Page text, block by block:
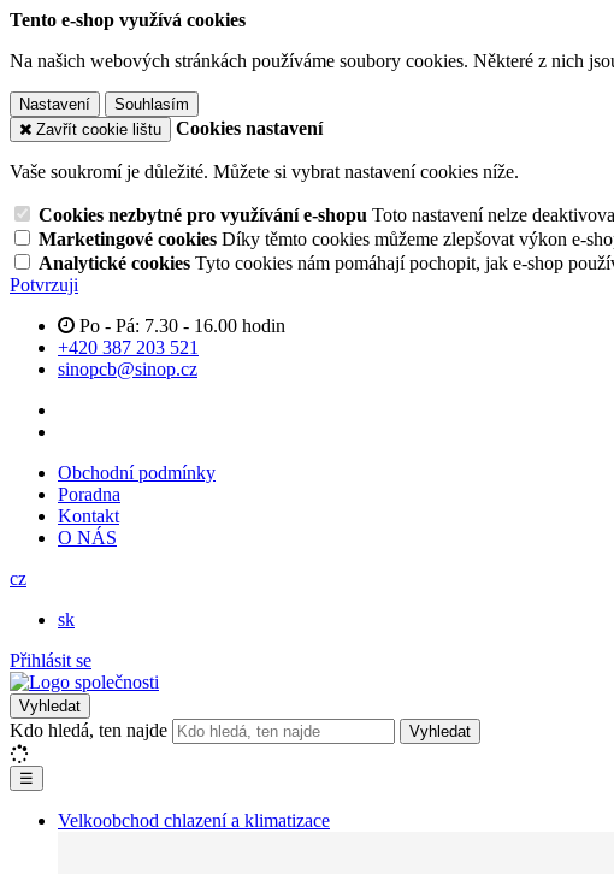
Tento e-shop využívá cookies
Na našich webových stránkách používáme soubory cookies. Některé z nich
Nastavení
Souhlasím
Zavřít cookie lištu
Cookies nastavení
Vaše soukromí je důležité. Můžete si vybrat nastavení cookies níže.
Cookies nezbytné pro využívání e-shopu Toto nastavení nelze
Marketingové cookies Díky těmto cookies můžeme zlepšovat výkon e-
Analytické cookies Tyto cookies nám pomáhají pochopit, jak e-shop
Potvrzuji
Po - Pá: 7.30 - 16.00 hodin
+420 387 203 521
sinopcb@sinop.cz
Obchodní podmínky
Poradna
Kontakt
O NÁS
cz
sk
Přihlásit se
Vyhledat
Kdo hledá, ten najde Vyhledat
☰
Velkoobchod chlazení a klimatizace